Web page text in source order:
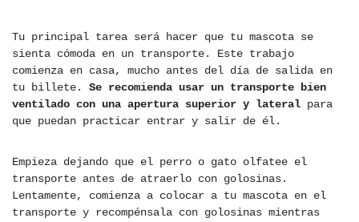
Tu principal tarea será hacer que tu mascota se
sienta cómoda en un transporte. Este trabajo
comienza en casa, mucho antes del día de salida en
tu billete. Se recomienda usar un transporte bien
ventilado con una apertura superior y lateral para
que puedan practicar entrar y salir de él.
Empieza dejando que el perro o gato olfatee el
transporte antes de atraerlo con golosinas.
Lentamente, comienza a colocar a tu mascota en el
transporte y recompénsala con golosinas mientras